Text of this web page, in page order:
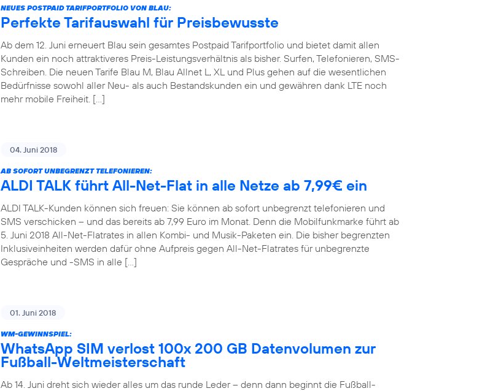
NEUES POSTPAID TARIFPORTFOLIO VON BLAU:
Perfekte Tarifauswahl für Preisbewusste
Ab dem 12. Juni erneuert Blau sein gesamtes Postpaid Tarifportfolio und bietet damit allen
Kunden ein noch attraktiveres Preis-Leistungsverhältnis als bisher. Surfen, Telefonieren, SMS-
Schreiben. Die neuen Tarife Blau M, Blau Allnet L, XL und Plus gehen auf die wesentlichen
Bedürfnisse sowohl aller Neu- als auch Bestandskunden ein und gewähren dank LTE noch
mehr mobile Freiheit. […]
04. Juni 2018
AB SOFORT UNBEGRENZT TELEFONIEREN:
ALDI TALK führt All-Net-Flat in alle Netze ab 7,99€ ein
ALDI TALK-Kunden können sich freuen: Sie können ab sofort unbegrenzt telefonieren und
SMS verschicken – und das bereits ab 7,99 Euro im Monat. Denn die Mobilfunkmarke führt ab
5. Juni 2018 All-Net-Flatrates in allen Kombi- und Musik-Paketen ein. Die bisher begrenzten
Inklusiveinheiten werden dafür ohne Aufpreis gegen All-Net-Flatrates für unbegrenzte
Gespräche und -SMS in alle […]
01. Juni 2018
WM-GEWINNSPIEL:
WhatsApp SIM verlost 100x 200 GB Datenvolumen zur
Fußball-Weltmeisterschaft
Ab 14. Juni dreht sich wieder alles um das runde Leder – denn dann beginnt die Fußball-